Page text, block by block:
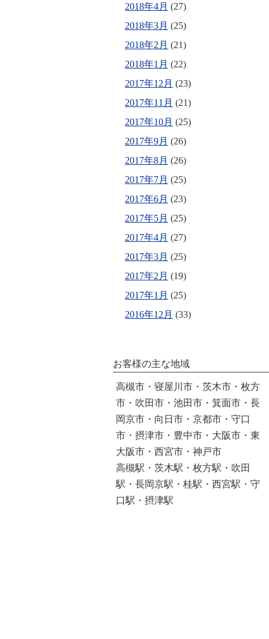
2018年4月 (27)
2018年3月 (25)
2018年2月 (21)
2018年1月 (22)
2017年12月 (23)
2017年11月 (21)
2017年10月 (25)
2017年9月 (26)
2017年8月 (26)
2017年7月 (25)
2017年6月 (23)
2017年5月 (25)
2017年4月 (27)
2017年3月 (25)
2017年2月 (19)
2017年1月 (25)
2016年12月 (33)
お客様の主な地域
高槻市・寝屋川市・茨木市・枚方
市・吹田市・池田市・箕面市・長
岡京市・向日市・京都市・守口
市・摂津市・豊中市・大阪市・東
大阪市・西宮市・神戸市
高槻駅・茨木駅・枚方駅・吹田
駅・長岡京駅・桂駅・西宮駅・守
口駅・摂津駅